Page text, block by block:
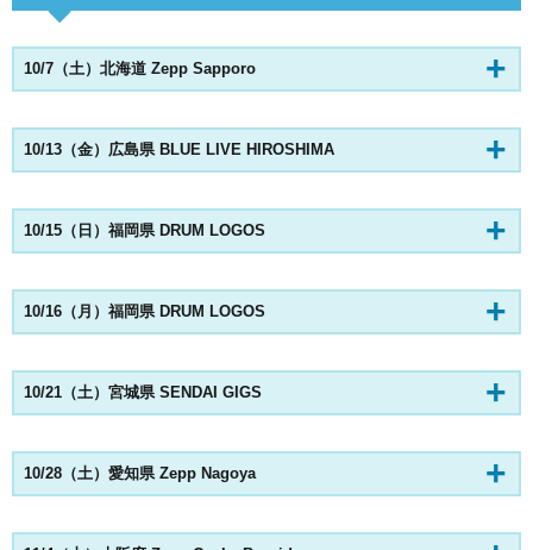
10/7（土）北海道 Zepp Sapporo
10/13（金）広島県 BLUE LIVE HIROSHIMA
10/15（日）福岡県 DRUM LOGOS
10/16（月）福岡県 DRUM LOGOS
10/21（土）宮城県 SENDAI GIGS
10/28（土）愛知県 Zepp Nagoya